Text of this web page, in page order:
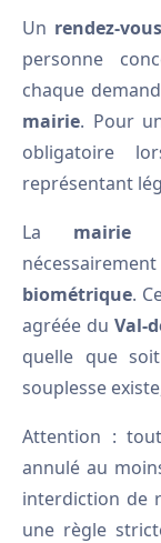
Un rendez-vous
personne
chaque
mairie. Pour
obligatoire
représentant
La mairie
biométrique.
agréée du Val-
quelle que
souplesse
Attention : tout
annulé au
interdiction de
une règle